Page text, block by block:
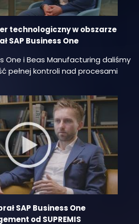
technologiczny w obszarze
SAP Business One
One i Beas Manufacturing daliśmy
pełnej kontroli nad procesami
SAP Business One
od SUPREMIS